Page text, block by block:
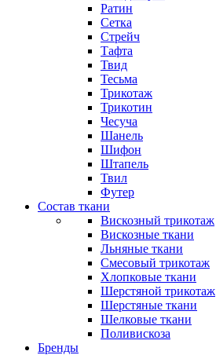
Ратин
Сетка
Стрейч
Тафта
Твид
Тесьма
Трикотаж
Трикотин
Чесуча
Шанель
Шифон
Штапель
Твил
Футер
Состав ткани
Вискозный трикотаж
Вискозные ткани
Льняные ткани
Смесовый трикотаж
Хлопковые ткани
Шерстяной трикотаж
Шерстяные ткани
Шелковые ткани
Поливискоза
Бренды